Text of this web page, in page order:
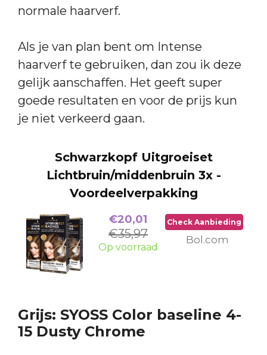
normale haarverf.
Als je van plan bent om Intense
haarverf te gebruiken, dan zou ik deze
gelijk aanschaffen. Het geeft super
goede resultaten en voor de prijs kun
je niet verkeerd gaan.
Schwarzkopf Uitgroeiset
Lichtbruin/middenbruin 3x -
Voordeelverpakking
€20,01
€35,97
Op voorraad
Check Aanbieding
Bol.com
Grijs: SYOSS Color baseline 4-
15 Dusty Chrome